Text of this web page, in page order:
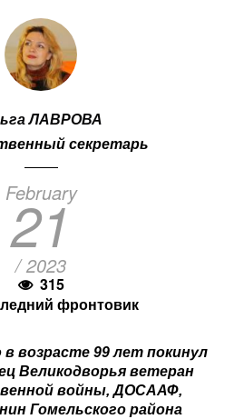
ЛАВРОВА
секретарь
February
21
/ 2023
315
фронтовик
в возрасте 99 лет покинул
Великодворья ветеран
войны, ДОСААФ,
Гомельского района